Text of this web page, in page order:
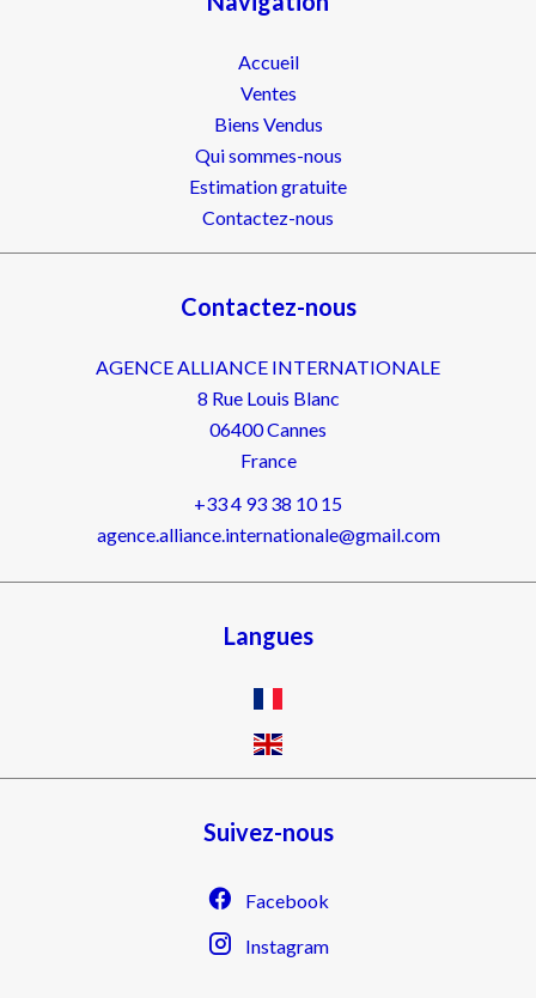
Accueil
Ventes
Biens Vendus
Qui sommes-nous
Estimation gratuite
Contactez-nous
Contactez-nous
AGENCE ALLIANCE INTERNATIONALE
8 Rue Louis Blanc
06400Cannes
France
+33 4 93 38 10 15
agence.alliance.internationale@gmail.com
Langues
Suivez-nous
Facebook
Instagram